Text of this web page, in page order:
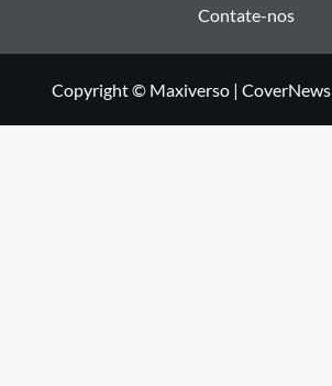
Contate-nos
Copyright © Maxiverso | CoverNews